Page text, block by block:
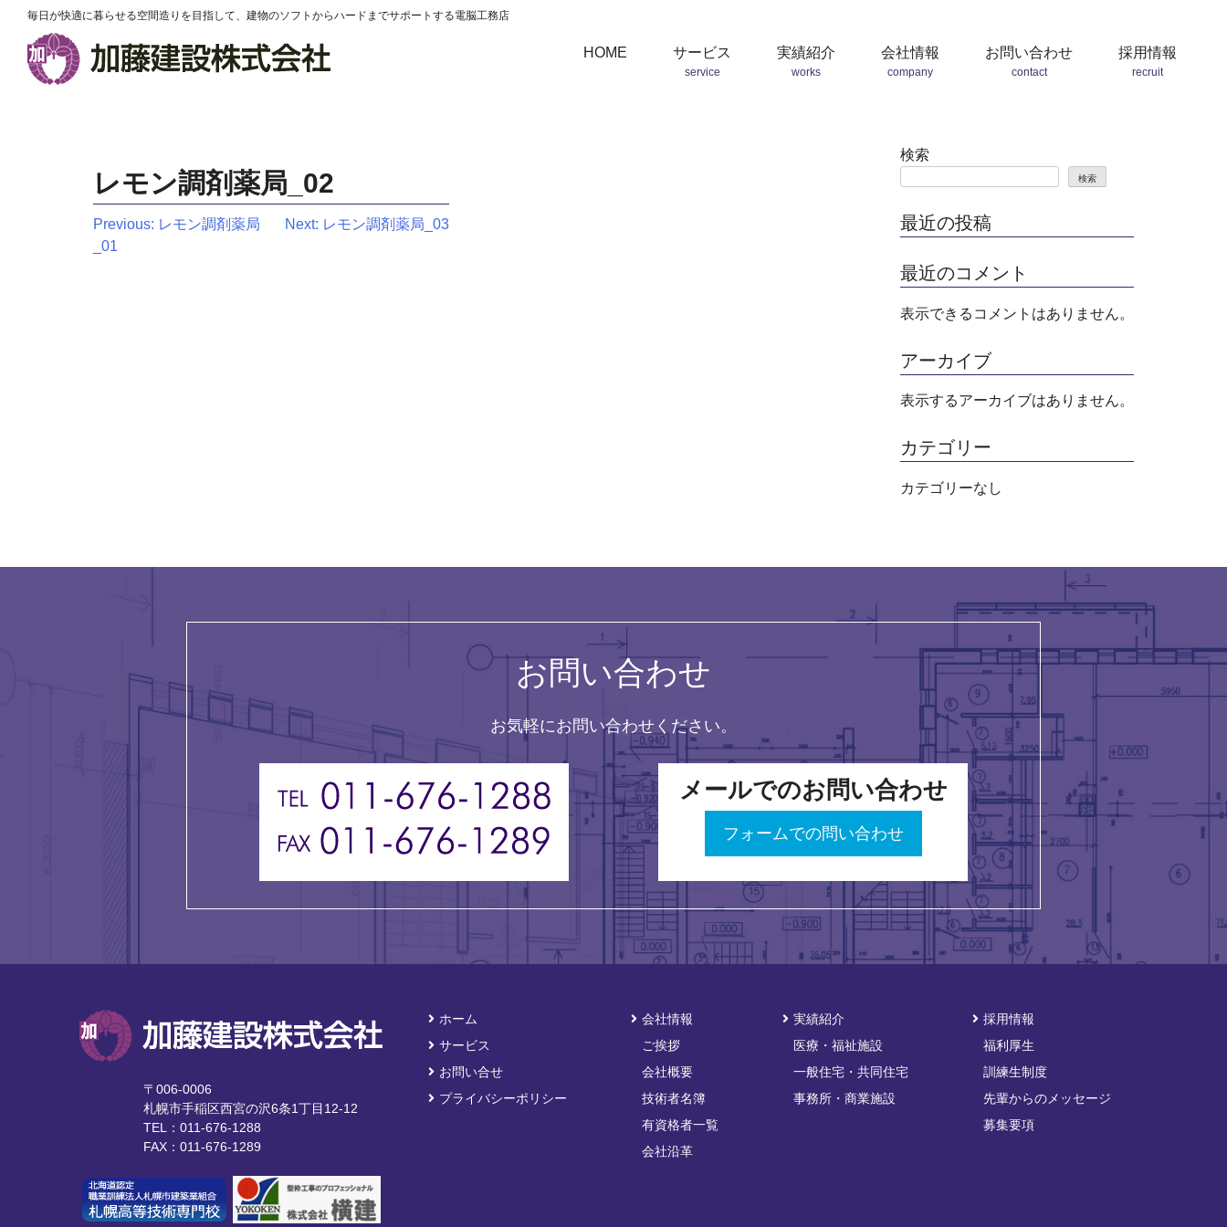
毎日が快適に暮らせる空間造りを目指して、建物のソフトからハードまでサポートする電脳工務店
HOME サービス
service
実績紹介
works
会社情報
company
お問い合わせ
contact
採用情報
recruit
レモン調剤薬局_02
投
稿
Previous: レモン調剤薬局
_01
Next: レモン調剤薬局_03
検索
検索
最近の投稿
最近のコメント
表示できるコメントはありません。
アーカイブ
表示するアーカイブはありません。
カテゴリー
カテゴリーなし
お問い合わせ
お気軽にお問い合わせください。
メールでのお問い合わせ
フォームでの問い合わせ
〒006-0006
札幌市手稲区西宮の沢6条1丁目12-12
TEL：011-676-1288
FAX：011-676-1289
ホーム
サービス
お問い合せ
プライバシーポリシー
会社情報
ご挨拶
会社概要
技術者名簿
有資格者一覧
会社沿革
実績紹介
医療・福祉施設
一般住宅・共同住宅
事務所・商業施設
採用情報
福利厚生
訓練生制度
先輩からのメッセージ
募集要項